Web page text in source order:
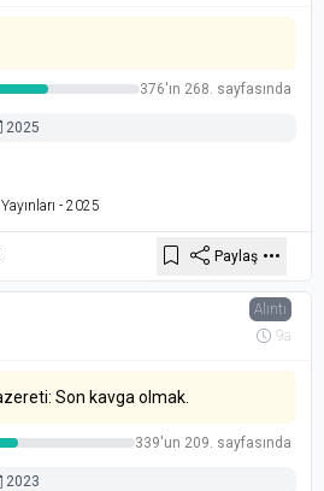
376'ın 268. sayfasında
2025
- 2025
Paylaş
Alıntı
9a
Son kavga olmak.
339'un 209. sayfasında
2023